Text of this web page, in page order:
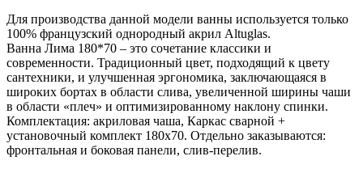
Для производства данной модели ванны используется только
100% французский однородный акрил Altuglas.
Ванна Лима 180*70 – это сочетание классики и
современности. Традиционный цвет, подходящий к цвету
сантехники, и улучшенная эргономика, заключающаяся в
широких бортах в области слива, увеличенной ширины чаши
в области «плеч» и оптимизированному наклону спинки.
Комплектация: акриловая чаша, Каркас сварной +
установочный комплект 180х70. Отдельно заказываются:
фронтальная и боковая панели, слив-перелив.